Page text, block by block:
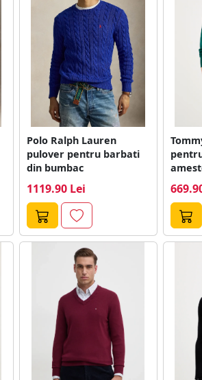
Polo Ralph Lauren
pulover pentru barbati
din bumbac
1119.90 Lei